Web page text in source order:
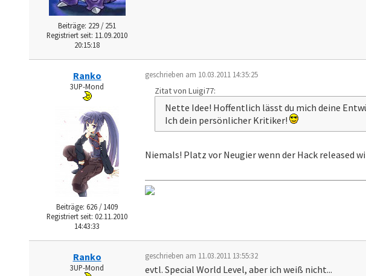
Beiträge: 229 / 251
Registriert seit: 11.09.2010
20:15:18
Ranko
3UP-Mond
Beiträge: 626 / 1409
Registriert seit: 02.11.2010
14:43:33
geschrieben am 10.03.2011 14:35:25
Zitat von Luigi77:
Nette Idee! Hoffentlich lässt du mich deine
Ich dein persönlicher Kritiker!
Niemals! Platz vor Neugier wenn der Hack released
Ranko
3UP-Mond
geschrieben am 11.03.2011 13:55:32
evtl. Special World Level, aber ich weiß nicht...